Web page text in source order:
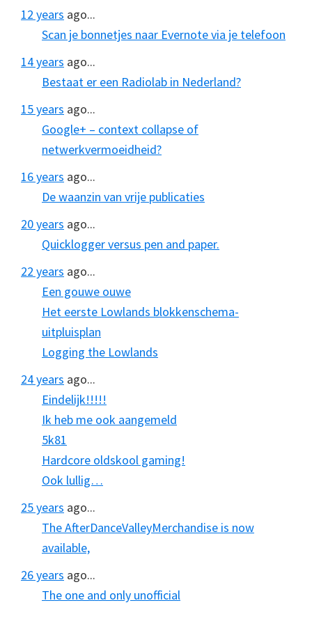
12 years ago...
Scan je bonnetjes naar Evernote via je telefoon
14 years ago...
Bestaat er een Radiolab in Nederland?
15 years ago...
Google+ – context collapse of
netwerkvermoeidheid?
16 years ago...
De waanzin van vrije publicaties
20 years ago...
Quicklogger versus pen and paper.
22 years ago...
Een gouwe ouwe
Het eerste Lowlands blokkenschema-
uitpluisplan
Logging the Lowlands
24 years ago...
Eindelijk!!!!!
Ik heb me ook aangemeld
5k81
Hardcore oldskool gaming!
Ook lullig…
25 years ago...
The AfterDanceValleyMerchandise is now
available,
26 years ago...
The one and only unofficial